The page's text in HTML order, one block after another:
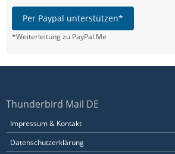
Per Paypal unterstützen*
*Weiterleitung zu PayPal.Me
Thunderbird Mail DE
Impressum & Kontakt
Datenschutzerklärung